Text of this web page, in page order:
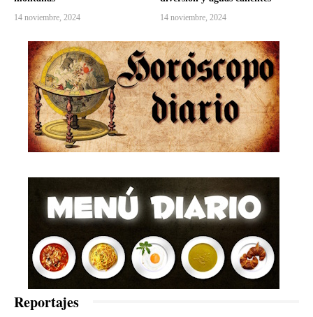
14 noviembre, 2024 14 noviembre, 2024
Reportajes